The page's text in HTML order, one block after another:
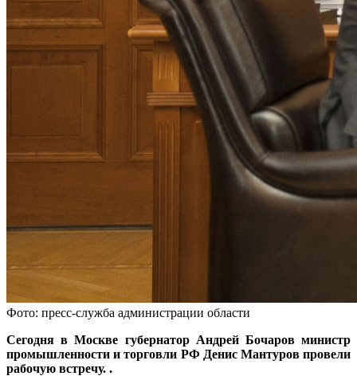
Фото: пресс-служба администрации области
Сегодня в Москве губернатор Андрей Бочаров министр
промышленности и торговли РФ Денис Мантуров провели
рабочую встречу. .